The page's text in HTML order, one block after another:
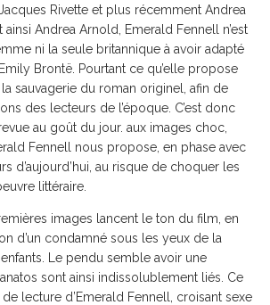
Rivette et plus récemment Andrea
Andrea Arnold, Emerald Fennell n’est
ni la seule britannique à avoir adapté
Brontë. Pourtant ce qu’elle propose
sauvagerie du roman originel, afin de
des lecteurs de l’époque. C’est donc
au goût du jour. aux images choc,
Fennell nous propose, en phase avec
d’aujourd’hui, au risque de choquer les
littéraire.
images lancent le ton du film, en
d’un condamné sous les yeux de la
Le pendu semble avoir une
sont ainsi indissolublement liés. Ce
lecture d’Emerald Fennell, croisant sexe